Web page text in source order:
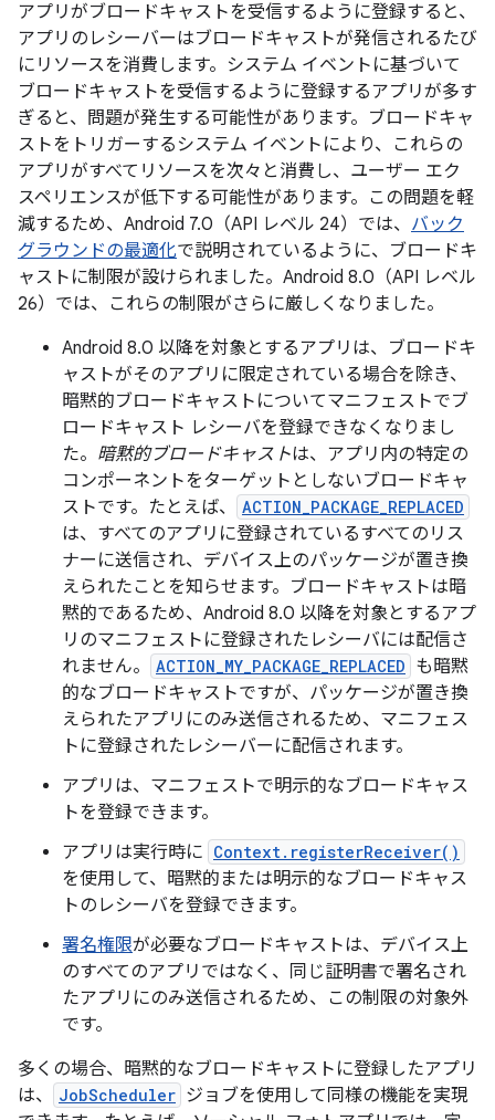
アプリがブロードキャストを受信するように登録すると、
アプリのレシーバーはブロードキャストが発信されるたび
にリソースを消費します。システム イベントに基づいて
ブロードキャストを受信するように登録するアプリが多す
ぎると、問題が発生する可能性があります。ブロードキャ
ストをトリガーするシステム イベントにより、これらの
アプリがすべてリソースを次々と消費し、ユーザー エク
スペリエンスが低下する可能性があります。この問題を軽
減するため、Android 7.0（API レベル 24）では、 バック
グラウンドの最適化で説明されているように、ブロードキ
ャストに制限が設けられました。Android 8.0（API レベル
26）では、これらの制限がさらに厳しくなりました。
Android 8.0 以降を対象とするアプリは、ブロードキ
ャストがそのアプリに限定されている場合を除き、
暗黙的ブロードキャストについてマニフェストでブ
ロードキャスト レシーバを登録できなくなりまし
た。 暗黙的ブロードキャストは、アプリ内の特定の
コンポーネントをターゲットとしないブロードキャ
ストです。たとえば、
ACTION_PACKAGE_REPLACED
は、すべてのアプリに登録されているすべてのリス
ナーに送信され、デバイス上のパッケージが置き換
えられたことを知らせます。ブロードキャストは暗
黙的であるため、Android 8.0 以降を対象とするアプ
リのマニフェストに登録されたレシーバには配信さ
れません。
ACTION_MY_PACKAGE_REPLACED も暗黙
的なブロードキャストですが、パッケージが置き換
えられたアプリにのみ送信されるため、マニフェス
トに登録されたレシーバーに配信されます。
アプリは、マニフェストで明示的なブロードキャス
トを登録できます。
アプリは実行時に Context.registerReceiver()
を使用して、暗黙的または明示的なブロードキャス
トのレシーバを登録できます。
署名権限が必要なブロードキャストは、デバイス上
のすべてのアプリではなく、同じ証明書で署名され
たアプリにのみ送信されるため、この制限の対象外
です。
多くの場合、暗黙的なブロードキャストに登録したアプリ
は、
JobScheduler ジョブを使用して同様の機能を実現